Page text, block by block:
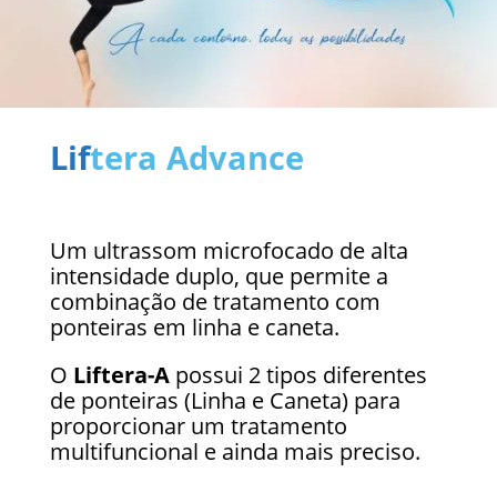
Liftera Advance
Um ultrassom microfocado de alta
intensidade duplo, que permite a
combinação de tratamento com
ponteiras em linha e caneta.
O Liftera-Apossui 2 tipos diferentes
de ponteiras (Linha e Caneta) para
proporcionar um tratamento
multifuncional e ainda mais preciso.